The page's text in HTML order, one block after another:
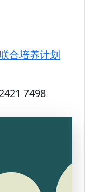
合培养计划
7498